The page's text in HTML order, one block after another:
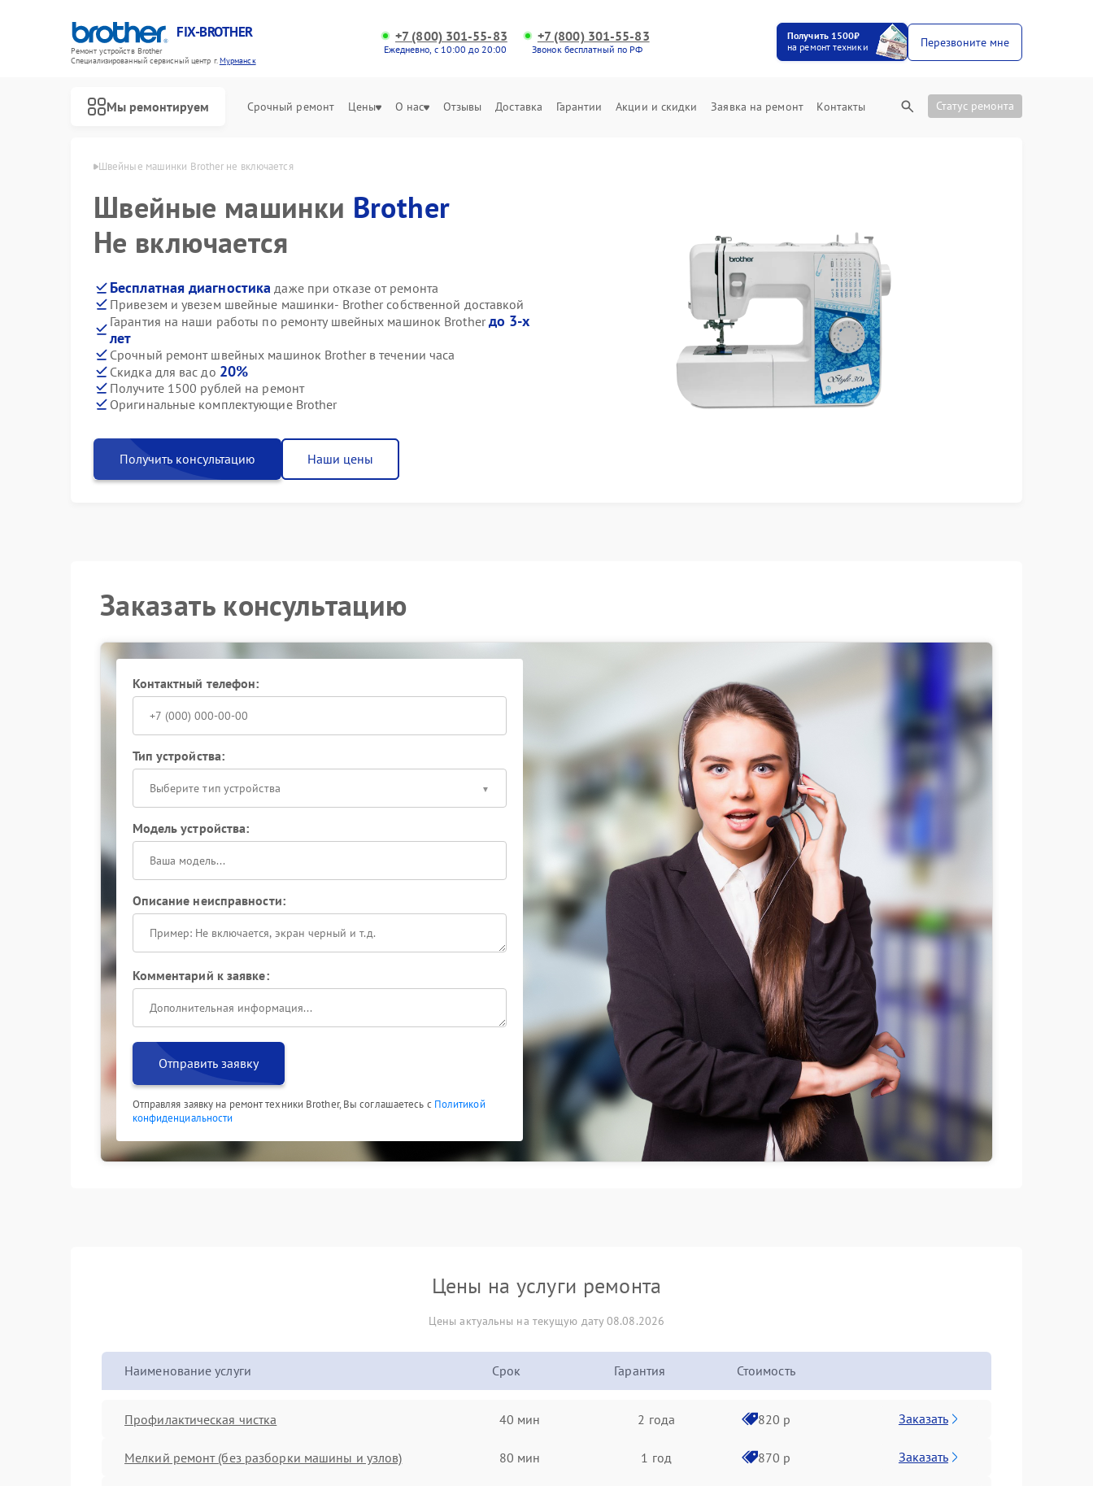
FIX-BROTHER
Ремонт устройств Brother
Специализированный cервисный центр г.Мурманск
+7 (800) 301-55-83
Ежедневно, с 10:00 до 20:00
+7 (800) 301-55-83
Звонок бесплатный по РФ
Получить 1500₽
на ремонт техники
Перезвоните мне
Мы ремонтируем Срочный ремонт Цены О нас Отзывы Доставка Гарантии Акции и скидки Заявка на ремонт Контакты Статус ремонта
Швейные машинки Brother не включается
Швейные машинки Brother
Не включается
Бесплатная диагностика даже при отказе от ремонта
Привезем и увезем швейные машинки- Brother собственной доставкой
Гарантия на наши работы по ремонту швейных машинок Brotherдо 3-х
лет
Срочный ремонт швейных машинок Brother в течении часа
Скидка для вас до 20%
Получите 1500 рублей на ремонт
Оригинальные комплектующие Brother
Получить консультацию Наши цены
Заказать консультацию
Контактный телефон:
Тип устройства:
Выберите тип устройства
Модель устройства:
Описание неисправности:
Комментарий к заявке:
Отправить заявку
Отправляя заявку на ремонт техники Brother, Вы соглашаетесь с Политикой
конфиденциальности
Цены на услуги ремонта
Цены актуальны на текущую дату 08.08.2026
Наименование услуги Срок Гарантия Стоимость
Профилактическая чистка 40 мин 2 года 820 р Заказать
Мелкий ремонт (без разборки машины и узлов) 80 мин 1 год 870 р Заказать